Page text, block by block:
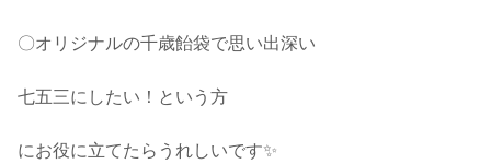
〇オリジナルの千歳飴袋で思い出深い
七五三にしたい！という方
にお役に立てたらうれしいです✨